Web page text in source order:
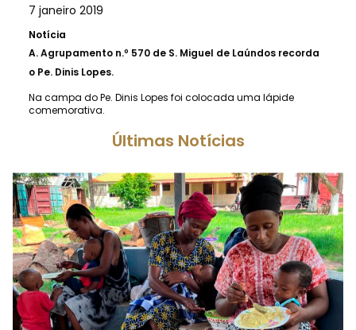
7 janeiro 2019
Notícia
A.Agrupamento n.º 570 de S. Miguel de Laúndos recorda
o Pe. Dinis Lopes.
Na campa do Pe. Dinis Lopes foi colocada uma lápide
comemorativa.
Últimas Notícias